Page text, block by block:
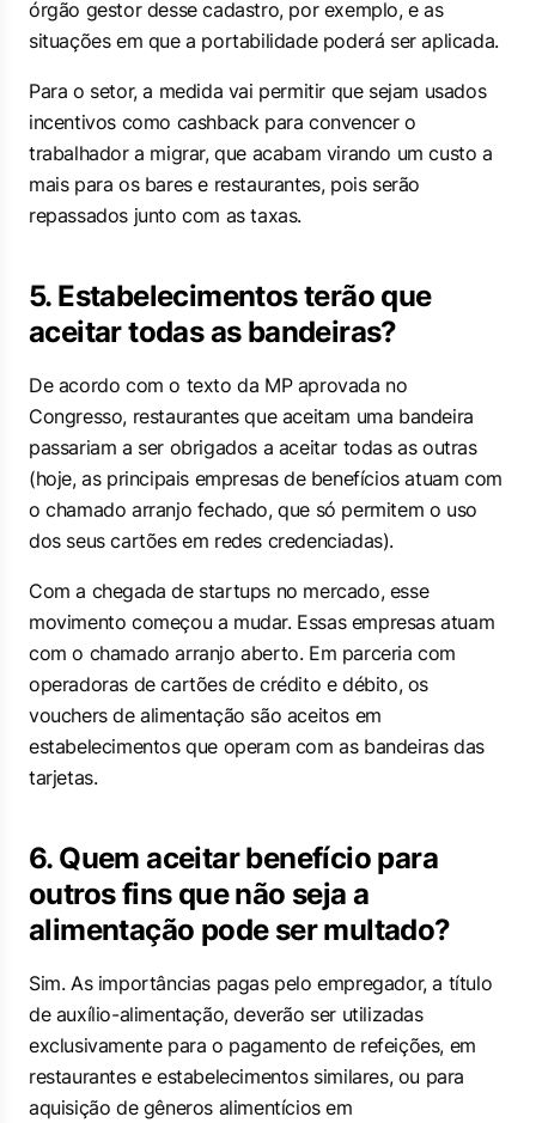
órgão gestor desse cadastro, por exemplo, e as
situações em que a portabilidade poderá ser aplicada.
Para o setor, a medida vai permitir que sejam usados
incentivos como cashback para convencer o
trabalhador a migrar, que acabam virando um custo a
mais para os bares e restaurantes, pois serão
repassados junto com as taxas.
5. Estabelecimentos terão que
aceitar todas as bandeiras?
De acordo com o texto da MP aprovada no
Congresso, restaurantes que aceitam uma bandeira
passariam a ser obrigados a aceitar todas as outras
(hoje, as principais empresas de benefícios atuam com
o chamado arranjo fechado, que só permitem o uso
dos seus cartões em redes credenciadas).
Com a chegada de startups no mercado, esse
movimento começou a mudar. Essas empresas atuam
com o chamado arranjo aberto. Em parceria com
operadoras de cartões de crédito e débito, os
vouchers de alimentação são aceitos em
estabelecimentos que operam com as bandeiras das
tarjetas.
6. Quem aceitar benefício para
outros fins que não seja a
alimentação pode ser multado?
Sim. As importâncias pagas pelo empregador, a título
de auxílio-alimentação, deverão ser utilizadas
exclusivamente para o pagamento de refeições, em
restaurantes e estabelecimentos similares, ou para
aquisição de gêneros alimentícios em